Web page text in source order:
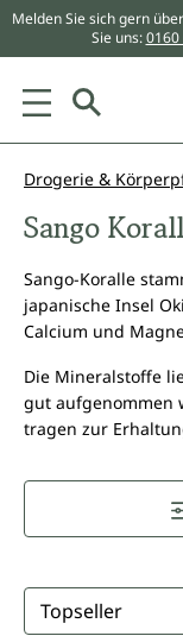
springen
Melden Sie sich gern
Sie uns:0160
Drogerie &
Sango
Sango-Koralle
japanische Insel
Calcium und
Die Mineralstoffe
gut aufgenommen
tragen zur